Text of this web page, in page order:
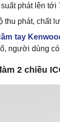
phát lên tới
thu phát, chất
tay
người dùng
2 chiều